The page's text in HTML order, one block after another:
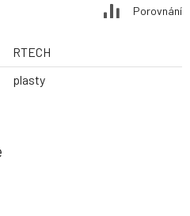
Porovnání
RTECH
plasty